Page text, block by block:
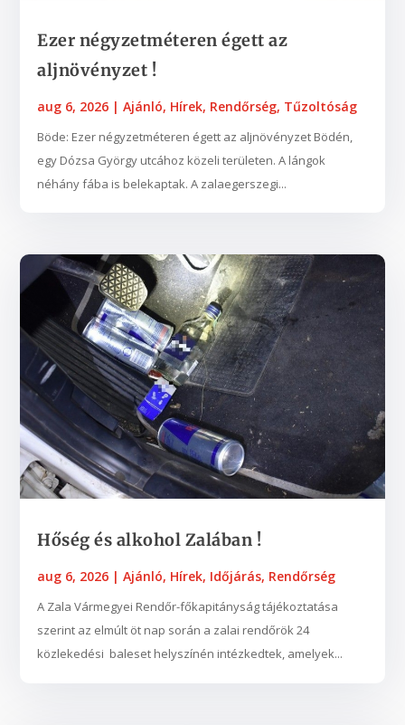
Ezer négyzetméteren égett az
aljnövényzet !
aug 6, 2026 |Ajánló, Hírek, Rendőrség, Tűzoltóság
Böde: Ezer négyzetméteren égett az aljnövényzet Bödén,
egy Dózsa György utcához közeli területen. A lángok
néhány fába is belekaptak. A zalaegerszegi...
Hőség és alkohol Zalában !
aug 6, 2026 |Ajánló, Hírek, Időjárás, Rendőrség
A Zala Vármegyei Rendőr-főkapitányság tájékoztatása
szerint az elmúlt öt nap során a zalai rendőrök 24
közlekedési baleset helyszínén intézkedtek, amelyek...